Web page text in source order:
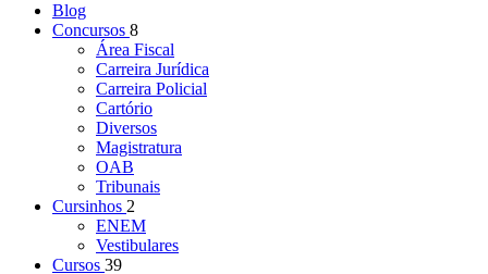
Blog
Concursos 8
Área Fiscal
Carreira Jurídica
Carreira Policial
Cartório
Diversos
Magistratura
OAB
Tribunais
Cursinhos 2
ENEM
Vestibulares
Cursos 39